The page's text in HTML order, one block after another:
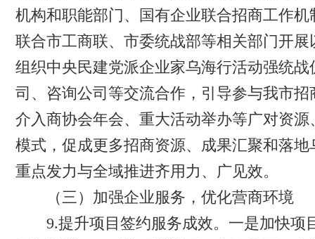
机构和职能部门、国有企业联合招商工作
联合市工商联、市委统战部等相关部门开
组织中央民建党派企业家乌海行活动强统
司、咨询公司等交流合作，引导参与我市
介入商协会年会、重大活动举办等广对资
模式，促成更多招商资源、成果汇聚和落
重点发力与全域推进齐用力、广见效。
（三）加强企业服务，优化营商环境
9.提升项目签约服务成效。一是加快项